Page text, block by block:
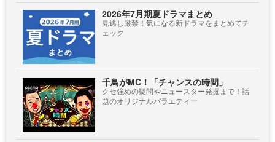
2026年7月期夏ドラマまとめ
見逃し厳禁！気になる新ドラマをまとめてチ
ェック
千鳥がMC！「チャンスの時間」
クセ強めの疑問やニュースター発掘まで！話
題のオリジナルバラエティー